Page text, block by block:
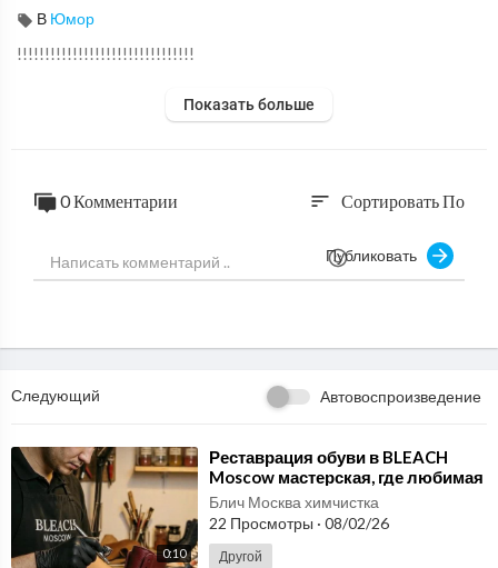
В Юмор
!!!!!!!!!!!!!!!!!!!!!!!!!!!!!!!!
Показать больше
0 Комментарии sort Сортировать По
Публиковать
Следующий Автовоспроизведение
0:10
⁣Реставрация обуви в BLEACH
Moscow мастерская, где любимая
пара снова выглядит достойно
Блич Москва химчистка
22 Просмотры · 08/02/26
Другой